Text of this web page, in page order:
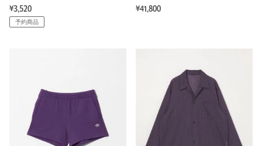
¥3,520
予約商品
¥41,800